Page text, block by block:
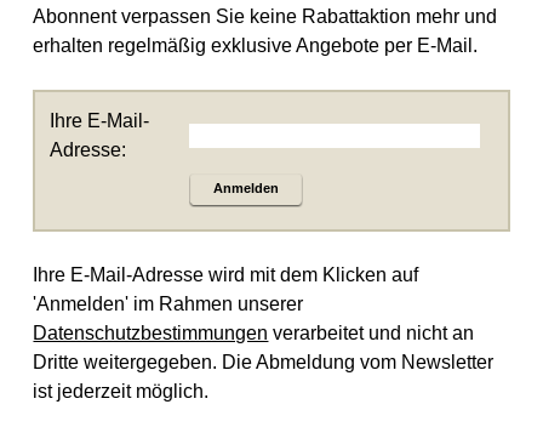
Abonnent verpassen Sie keine Rabattaktion mehr und
erhalten regelmäßig exklusive Angebote per E-Mail.
Ihre E-Mail-
Adresse:
Anmelden
Ihre E-Mail-Adresse wird mit dem Klicken auf
'Anmelden' im Rahmen unserer
Datenschutzbestimmungen verarbeitet und nicht an
Dritte weitergegeben. Die Abmeldung vom Newsletter
ist jederzeit möglich.